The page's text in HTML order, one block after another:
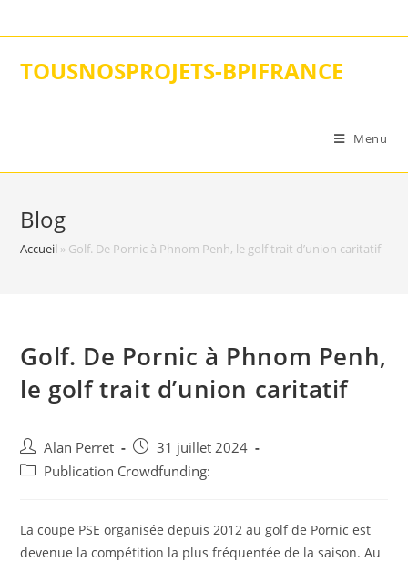
to
TOUSNOSPROJETS-BPIFRANCE
Menu
Blog
Accueil » Golf. De Pornic à Phnom Penh, le golf trait d’union caritatif
Golf. De Pornic à Phnom Penh,
le golf trait d’union caritatif
Auteur/autrice
de
Alan Perret
Post
published:
31 juillet 2024
PostPublication Crowdfunding:
La coupe PSE organisée depuis 2012 au golf de Pornic est
devenue la compétition la plus fréquentée de la saison. Au